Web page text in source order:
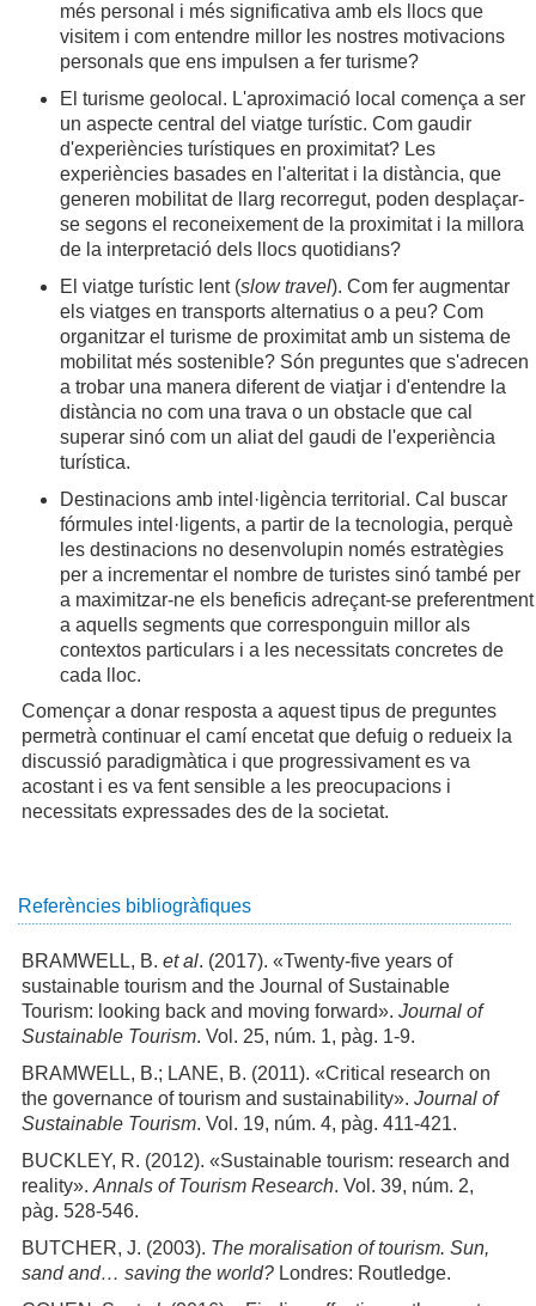
més personal i més significativa amb els llocs que
visitem i com entendre millor les nostres motivacions
personals que ens impulsen a fer turisme?
El turisme geolocal. L'aproximació local comença a ser
un aspecte central del viatge turístic. Com gaudir
d'experiències turístiques en proximitat? Les
experiències basades en l'alteritat i la distància, que
generen mobilitat de llarg recorregut, poden desplaçar-
se segons el reconeixement de la proximitat i la millora
de la interpretació dels llocs quotidians?
El viatge turístic lent (slow travel). Com fer augmentar
els viatges en transports alternatius o a peu? Com
organitzar el turisme de proximitat amb un sistema de
mobilitat més sostenible? Són preguntes que s'adrecen
a trobar una manera diferent de viatjar i d'entendre la
distància no com una trava o un obstacle que cal
superar sinó com un aliat del gaudi de l'experiència
turística.
Destinacions amb intel·ligència territorial. Cal buscar
fórmules intel·ligents, a partir de la tecnologia, perquè
les destinacions no desenvolupin només estratègies
per a incrementar el nombre de turistes sinó també per
a maximitzar-ne els beneficis adreçant-se preferentment
a aquells segments que corresponguin millor als
contextos particulars i a les necessitats concretes de
cada lloc.
Començar a donar resposta a aquest tipus de preguntes
permetrà continuar el camí encetat que defuig o redueix la
discussió paradigmàtica i que progressivament es va
acostant i es va fent sensible a les preocupacions i
necessitats expressades des de la societat.
Referències bibliogràfiques
BRAMWELL, B. et al. (2017). «Twenty-five years of
sustainable tourism and the Journal of Sustainable
Tourism: looking back and moving forward». Journal of
Sustainable Tourism. Vol. 25, núm. 1, pàg. 1-9.
BRAMWELL, B.; LANE, B. (2011). «Critical research on
the governance of tourism and sustainability». Journal of
Sustainable Tourism. Vol. 19, núm. 4, pàg. 411-421.
BUCKLEY, R. (2012). «Sustainable tourism: research and
reality». Annals of Tourism Research. Vol. 39, núm. 2,
pàg. 528-546.
BUTCHER, J. (2003). The moralisation of tourism. Sun,
sand and… saving the world?Londres: Routledge.